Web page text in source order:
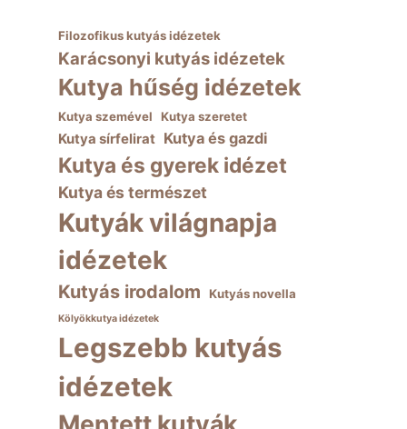
Filozofikus kutyás idézetek
Karácsonyi kutyás idézetek
Kutya hűség idézetek
Kutya szemével Kutya szeretet
Kutya sírfelirat Kutya és gazdi
Kutya és gyerek idézet
Kutya és természet
Kutyák világnapja
idézetek
Kutyás irodalom Kutyás novella
Kölyökkutya idézetek
Legszebb kutyás
idézetek